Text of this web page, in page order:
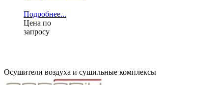
Подробнее...
Цена по
запросу
Осушители воздуха и сушильные комплексы